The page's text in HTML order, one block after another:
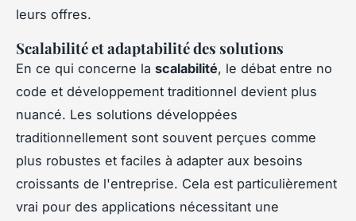
leurs offres.
Scalabilité et adaptabilité des solutions
En ce qui concerne la scalabilité, le débat entre no
code et développement traditionnel devient plus
nuancé. Les solutions développées
traditionnellement sont souvent perçues comme
plus robustes et faciles à adapter aux besoins
croissants de l'entreprise. Cela est particulièrement
vrai pour des applications nécessitant une